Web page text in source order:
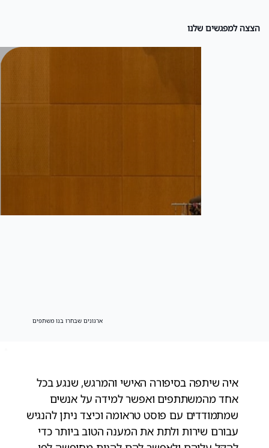
איה שיתפה בסיפורה האישי והמרגש, שנגע בכל
אחד מהמשתתפים ואפשר למידה על אנשים
שמתמודדים עם פוסט טראומה וכיצד ניתן להנגיש
עבורם שירות ולתת את המענה הטוב ביותר כדי
ארגונים שבחרו בנו משתפים
הצצה למפגשים שלנו